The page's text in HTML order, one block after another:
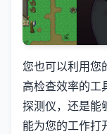
您也可以利用您
高检查效率的工
探测仪，还是能
能为您的工作打